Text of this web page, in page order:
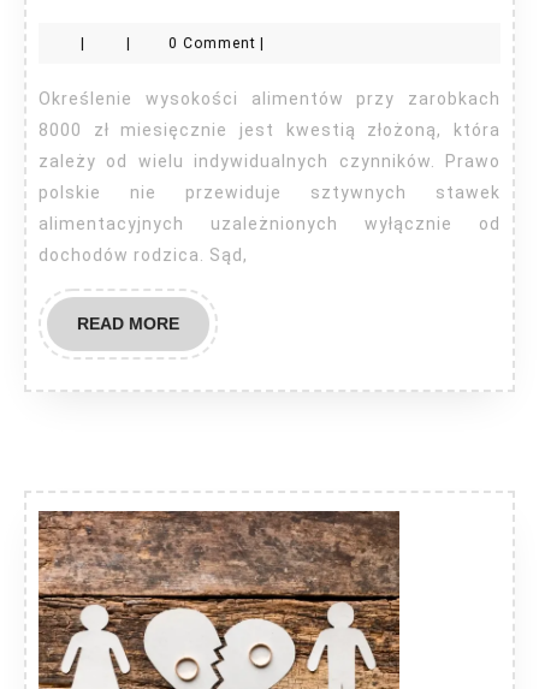
zarobkach
8000?
0 Comment
Określenie wysokości alimentów przy zarobkach
8000 zł miesięcznie jest kwestią złożoną, która
zależy od wielu indywidualnych czynników. Prawo
polskie nie przewiduje sztywnych stawek
alimentacyjnych uzależnionych wyłącznie od
dochodów rodzica. Sąd,
READ MOREREAD
MORE